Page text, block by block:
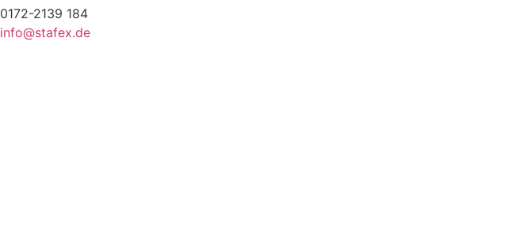
0172-2139 184
info@stafex.de